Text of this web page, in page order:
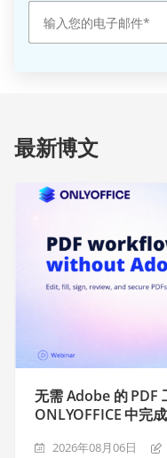
最新博文
无需 Adobe 的 PDF
ONLYOFFICE 中完
2026年08月06日